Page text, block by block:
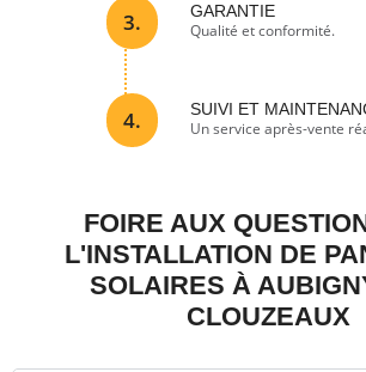
3. GARANTIE
Qualité et conformité.
4. SUIVI ET
Un service après-vente
FOIRE AUX
L'INSTALLATION DE
SOLAIRES À
CLOUZEAUX